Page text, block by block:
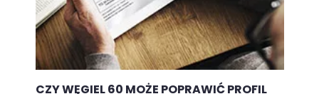
CZY WĘGIEL 60 MOŻE POPRAWIĆ PROFIL